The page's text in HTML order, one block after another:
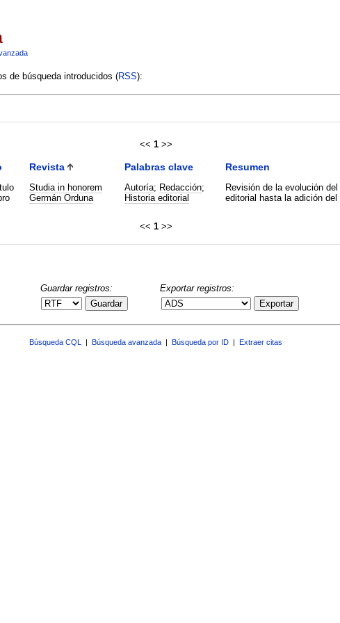
de búsqueda introducidos (RSS):
<< 1 >>
Revista Palabras clave Resumen
Studia in honorem
Germán Orduna
Autoría; Redacción;
Historia editorial
Revisión de la evolución
editorial hasta la adición
<< 1 >>
Guardar registros:
Guardar
Exportar registros:
Exportar
Búsqueda CQL Búsqueda avanzada Búsqueda por ID Extraer citas